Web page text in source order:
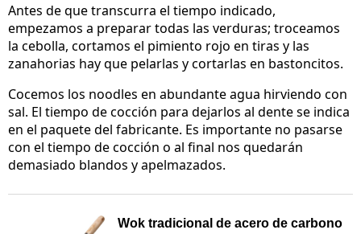
Antes de que transcurra el tiempo indicado,
empezamos a preparar todas las verduras; troceamos
la cebolla, cortamos el pimiento rojo en tiras y las
zanahorias hay que pelarlas y cortarlas en bastoncitos.
Cocemos los noodles en abundante agua hirviendo con
sal. El tiempo de cocción para dejarlos al dente se indica
en el paquete del fabricante. Es importante no pasarse
con el tiempo de cocción o al final nos quedarán
demasiado blandos y apelmazados.
Wok tradicional de acero de carbono